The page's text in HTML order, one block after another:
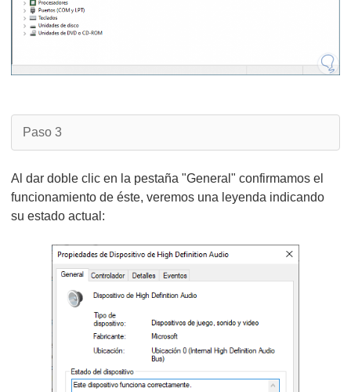
Paso 3
Al dar doble clic en la pestaña "General" confirmamos el
funcionamiento de éste, veremos una leyenda indicando
su estado actual: